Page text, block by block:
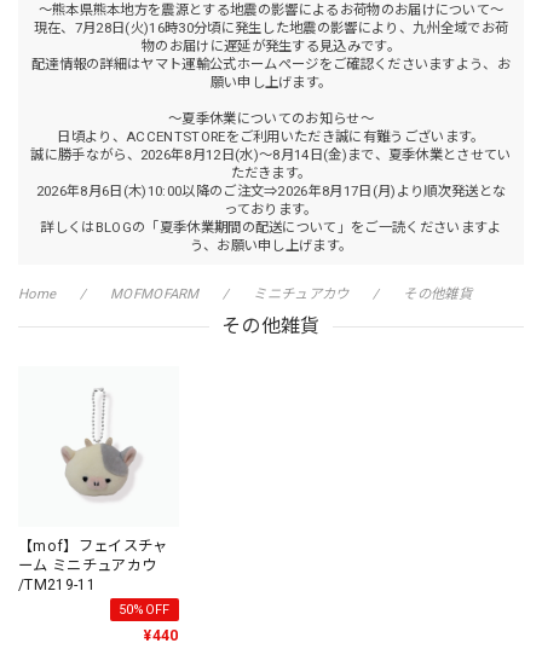
～熊本県熊本地方を震源とする地震の影響によるお荷物のお届けについて～
現在、7月28日(火)16時30分頃に発生した地震の影響により、九州全域でお荷
物のお届けに遅延が発生する見込みです。
配達情報の詳細はヤマト運輸公式ホームページをご確認くださいますよう、お
願い申し上げます。
～夏季休業についてのお知らせ～
日頃より、ACCENTSTOREをご利用いただき誠に有難うございます。
誠に勝手ながら、2026年8月12日(水)～8月14日(金)まで、夏季休業とさせてい
ただきます。
2026年8月6日(木)10:00以降のご注文⇒2026年8月17日(月)より順次発送とな
っております。
詳しくはBLOGの「夏季休業期間の配送について」をご一読くださいますよ
う、お願い申し上げます。
Home MOFMOFARM ミニチュアカウ その他雑貨
その他雑貨
【mof】フェイスチャ
ーム ミニチュアカウ
/TM219-11
50%OFF
¥440